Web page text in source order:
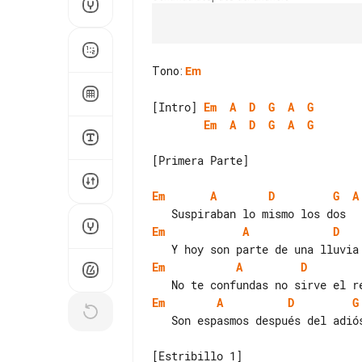
Tono: Em
[Intro] Em A D G A
G
Em
A D G A G
[Primera Parte]
Em A D G A
Em
A D
Em
A D
Em
A D G
[Estribillo 1]